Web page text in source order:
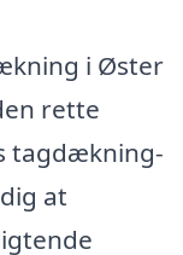
i Øster
rette
tagdækning-
at